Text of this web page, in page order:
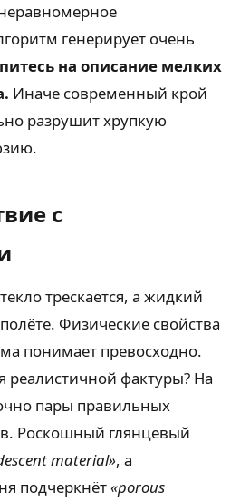
генерирует очень
на описание мелких
Иначе современный крой
разрушит хрупкую
с
трескается, а жидкий
Физические свойства
понимает превосходно.
реалистичной фактуры? На
пары правильных
Роскошный глянцевый
material», а
подчеркнёт«porous